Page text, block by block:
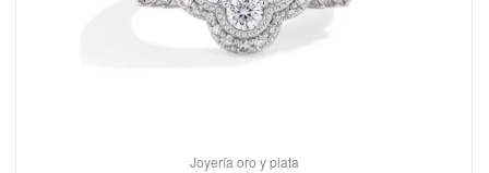
Joyería oro y plata